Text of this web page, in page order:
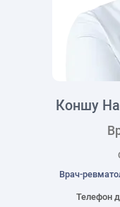
Коншу
Врач-
Телефон